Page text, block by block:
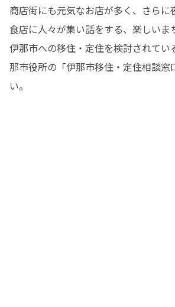
商店街にも元気なお店が多く、さらに
食店に人々が集い話をする、楽しいま
伊那市への移住・定住を検討されてい
那市役所の「伊那市移住・定住相談窓
い。